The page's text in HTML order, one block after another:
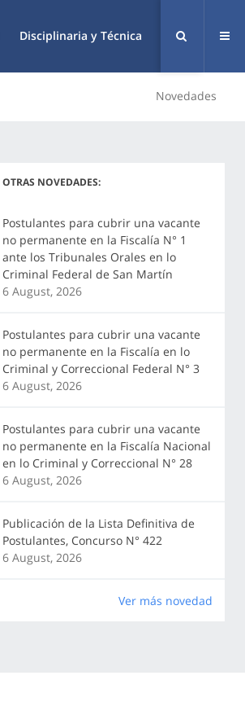
Disciplinaria y Técnica
Novedades
OTRAS NOVEDADES:
Postulantes para cubrir una vacante
no permanente en la Fiscalía N° 1
ante los Tribunales Orales en lo
Criminal Federal de San Martín
6 August, 2026
Postulantes para cubrir una vacante
no permanente en la Fiscalía en lo
Criminal y Correccional Federal N° 3
6 August, 2026
Postulantes para cubrir una vacante
no permanente en la Fiscalía Nacional
en lo Criminal y Correccional N° 28
6 August, 2026
Publicación de la Lista Definitiva de
Postulantes, Concurso N° 422
6 August, 2026
Ver más novedad